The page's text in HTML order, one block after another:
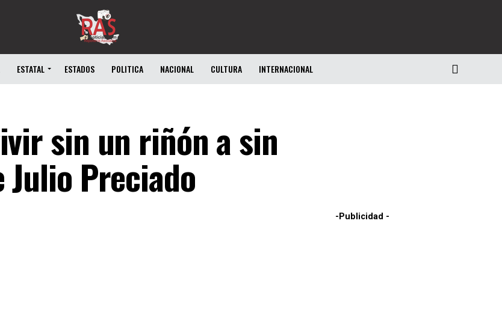
ESTATAL ESTADOS POLITICA NACIONAL CULTURA INTERNACIONAL
sin un riñón a sin
Preciado
-Publicidad -